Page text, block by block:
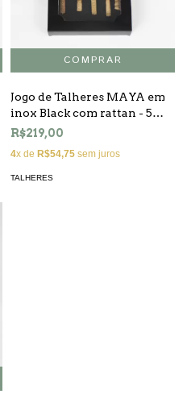
Jogo de Talheres MAYA em
inox Black com rattan - 5
peças
R$219,00
4x de R$54,75 sem juros
TALHERES